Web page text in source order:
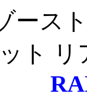
ース
ット